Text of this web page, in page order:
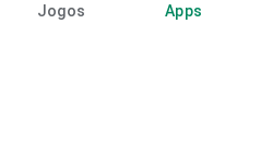
Jogos Apps